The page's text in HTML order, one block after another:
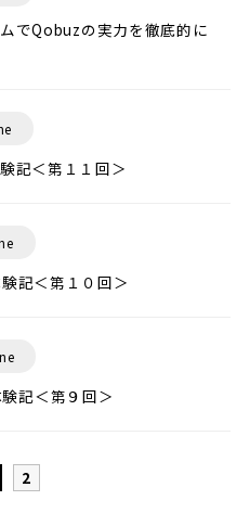
でQobuzの実力を徹底的に
記＜第１１回＞
記＜第１０回＞
記＜第９回＞
2